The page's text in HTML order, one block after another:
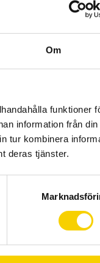
Om
funktioner
information från din
tur kombinera
deras tjänster.
Breaker +
för vinter och
ett snabbt, lätt
livslängd. DuraSkin
skavning och snitt.